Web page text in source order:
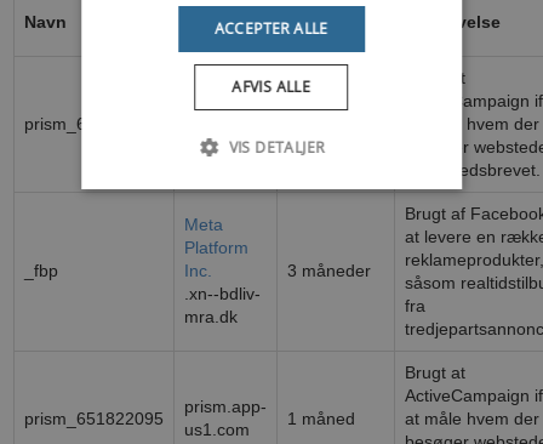
Navn
Udbyder /
Domæne
Udløbsdato Beskrivelse
prism_651822095
.xn--bdliv-
mra.dk
Brugt at
ActiveCampaign
at måle hvem der
besøger
via nyhedsbrevet.
_fbp
Meta
Platform
Inc.
.xn--bdliv-
mra.dk
3 måneder
Brugt af
at levere en
reklameprodukter,
såsom
fra
prism_651822095
prism.app-
us1.com
1 måned
Brugt at
ActiveCampaign
at måle hvem der
ACCEPTER ALLE
AFVIS ALLE
VIS DETALJER